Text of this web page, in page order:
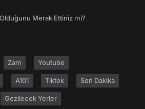
Merak Ettiniz mi?
Zam Youtube
A101 Tiktok Son Dakika
Gezilecek Yerler